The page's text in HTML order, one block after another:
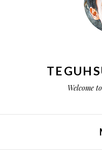
Welcome